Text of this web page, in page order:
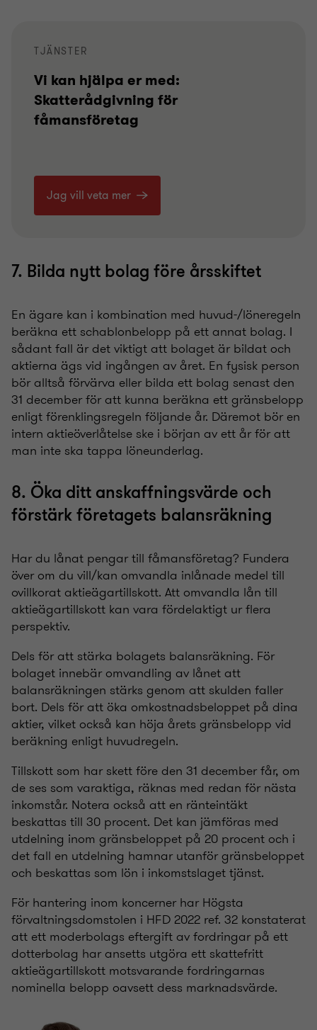
TJÄNSTER
Vi kan hjälpa er med:
Skatterådgivning för
fåmansföretag
Jag vill veta mer
7. Bilda nytt bolag före årsskiftet
En ägare kan i kombination med huvud-/löneregeln
beräkna ett schablonbelopp på ett annat bolag. I
sådant fall är det viktigt att bolaget är bildat och
aktierna ägs vid ingången av året. En fysisk person
bör alltså förvärva eller bilda ett bolag senast den
31 december för att kunna beräkna ett gränsbelopp
enligt förenklingsregeln följande år. Däremot bör en
intern aktieöverlåtelse ske i början av ett år för att
man inte ska tappa löneunderlag.
8. Öka ditt anskaffningsvärde och
förstärk företagets balansräkning
Har du lånat pengar till fåmansföretag? Fundera
över om du vill/kan omvandla inlånade medel till
ovillkorat aktieägartillskott. Att omvandla lån till
aktieägartillskott kan vara fördelaktigt ur flera
perspektiv.
Dels för att stärka bolagets balansräkning. För
bolaget innebär omvandling av lånet att
balansräkningen stärks genom att skulden faller
bort. Dels för att öka omkostnadsbeloppet på dina
aktier, vilket också kan höja årets gränsbelopp vid
beräkning enligt huvudregeln.
Tillskott som har skett före den 31 december får, om
de ses som varaktiga, räknas med redan för nästa
inkomstår. Notera också att en ränteintäkt
beskattas till 30 procent. Det kan jämföras med
utdelning inom gränsbeloppet på 20 procent och i
det fall en utdelning hamnar utanför gränsbeloppet
och beskattas som lön i inkomstslaget tjänst.
För hantering inom koncerner har Högsta
förvaltningsdomstolen i HFD 2022 ref. 32 konstaterat
att ett moderbolags eftergift av fordringar på ett
dotterbolag har ansetts utgöra ett skattefritt
aktieägartillskott motsvarande fordringarnas
nominella belopp oavsett dess marknadsvärde.